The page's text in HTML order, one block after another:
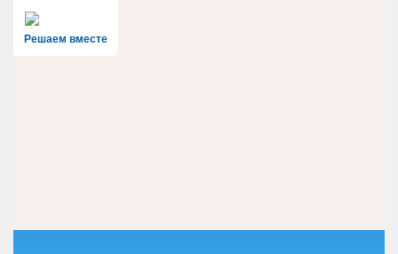
Решаем вместе